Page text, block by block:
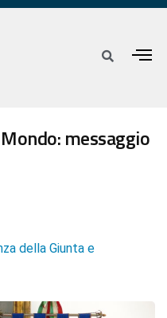
messaggio
della Giunta e